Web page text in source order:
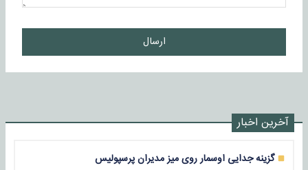
ارسال
آخرین اخبار
گزینه جدایی اوسمار روی میز مدیران پرسپولیس